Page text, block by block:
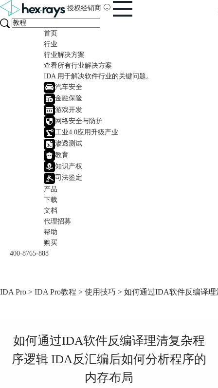
授权经销商
首页
行业
行业解决方案
查看所有行业解决方案
IDA 用于解决软件行业的关键问题。
汽车安全
金融保险
游戏开发
网络安全与防护
工业4.0应用升级产业
渗透测试
教育
知识产权
司法鉴定
产品
下载
文档
代理招募
帮助
购买
400-8765-888
IDA Pro > IDA Pro教程 > 使用技巧 > 如何通过IDA软件反编译
如何通过IDA软件反编译理清复杂程
序逻辑 IDA反汇编后如何分析程序的
内存布局